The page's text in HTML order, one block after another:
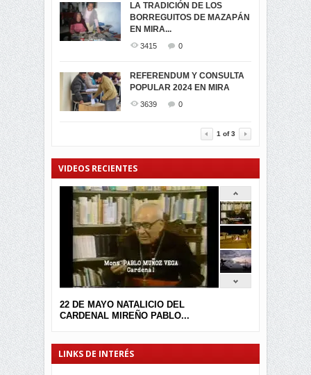
LA TRADICIÓN DE LOS
BORREGUITOS DE MAZAPÁN
EN MIRA...
3415 0
REFERENDUM Y CONSULTA
POPULAR 2024 EN MIRA
3639 0
MIRA
3442
TRIUNFO DE...
VIRTUALES ASAMBLEISTAS
POR LA PROVINCIA DEL
CARCHI...
MIRA.EC FUE
GALARDONADA
1 of3
VIDEOS RECIENTES
22 DE MAYO NATALICIO DEL
CARDENAL MIREÑO PABLO...
LINKS DE INTERÉS